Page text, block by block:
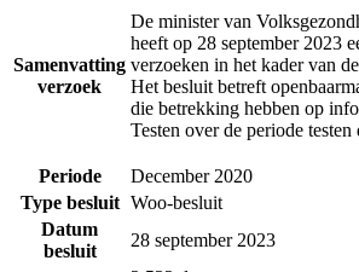
Samenvatting
verzoek
De minister van
heeft op 28 september 2023
verzoeken in het kader van
Het besluit betreft
die betrekking hebben op
Testen over de periode testen
Periode
December 2020
Type besluit Woo-besluit
Datum
besluit
28 september 2023